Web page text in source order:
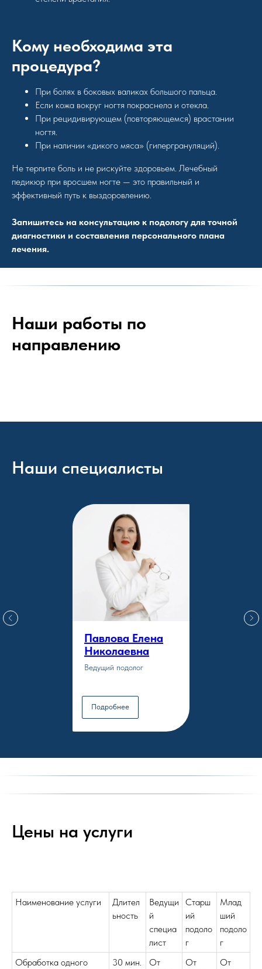
Кому необходима эта
процедура?
При болях в боковых валиках большого пальца.
Если кожа вокруг ногтя покраснела и отекла.
При рецидивирующем (повторяющемся) врастании
ногтя.
При наличии «дикого мяса» (гипергрануляций).
Не терпите боль и не рискуйте здоровьем. Лечебный
педикюр при вросшем ногте — это правильный и
эффективный путь к выздоровлению.
Запишитесь на консультацию к подологу для точной
диагностики и составления персонального плана
лечения.
Наши работы по
направлению
Наши специалисты
Павлова Елена
Николаевна
Ведущий подолог
Подробнее
Цены на услуги
Наименование услуги
Длител
ьность
Ведущи
й
специа
лист
Старш
ий
подоло
г
Млад
ший
подоло
г
Обработка одного
30 мин.
От
От
От